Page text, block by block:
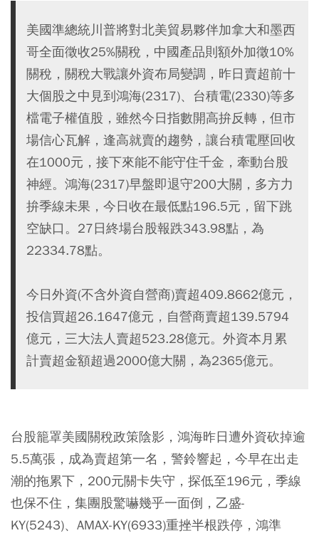
美國準總統川普將對北美貿易夥伴加拿大和墨西
哥全面徵收25%關稅，中國產品則額外加徵10%
關稅，關稅大戰讓外資布局變調，昨日賣超前十
大個股之中見到鴻海(2317)、台積電(2330)等多
檔電子權值股，雖然今日指數開高拚反轉，但市
場信心瓦解，逢高就賣的趨勢，讓台積電壓回收
在1000元，接下來能不能守住千金，牽動台股
神經。鴻海(2317)早盤即退守200大關，多方力
拚季線未果，今日收在最低點196.5元，留下跳
空缺口。27日終場台股報跌343.98點，為
22334.78點。
今日外資(不含外資自營商)賣超409.8662億元，
投信買超26.1647億元，自營商賣超139.5794
億元，三大法人賣超523.28億元。外資本月累
計賣超金額超過2000億大關，為2365億元。
台股籠罩美國關稅政策陰影，鴻海昨日遭外資砍掉逾
5.5萬張，成為賣超第一名，警鈴響起，今早在出走
潮的拖累下，200元關卡失守，探低至196元，季線
也保不住，集團股驚嚇幾乎一面倒，乙盛-
KY(5243)、AMAX-KY(6933)重挫半根跌停，鴻準